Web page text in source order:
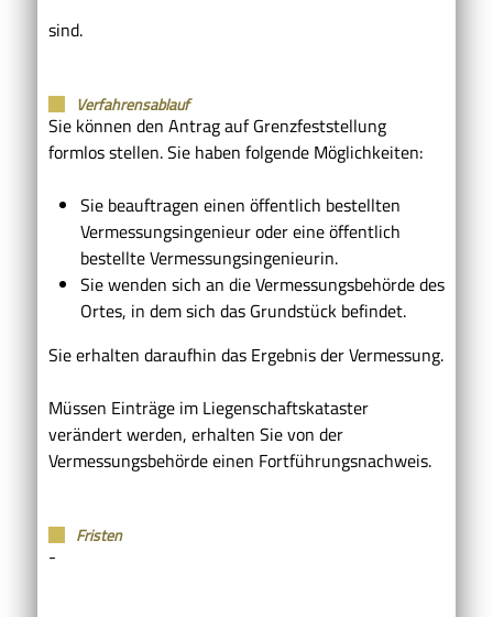
sind.
Verfahrensablauf
Sie können den Antrag auf Grenzfeststellung
formlos stellen. Sie haben folgende Möglichkeiten:
Sie beauftragen einen öffentlich bestellten
Vermessungsingenieur oder eine öffentlich
bestellte Vermessungsingenieurin.
Sie wenden sich an die Vermessungsbehörde des
Ortes, in dem sich das Grundstück befindet.
Sie erhalten daraufhin das Ergebnis der Vermessung.
Müssen Einträge im Liegenschaftskataster
verändert werden, erhalten Sie von der
Vermessungsbehörde einen Fortführungsnachweis.
Fristen
-